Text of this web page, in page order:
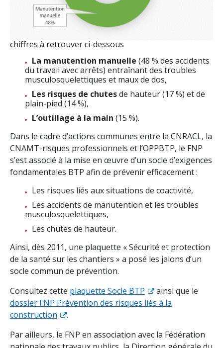
chiffres à retrouver ci-dessous
La manutention manuelle (48 % des accidents
du travail avec arrêts) entraînant des troubles
musculosquelettiques et maux de dos,
Les risques de chutesde hauteur (17 %) et de
plain-pied (14 %),
L’outillage à la main (15 %).
Dans le cadre d’actions communes entre la CNRACL, la
CNAMT-risques professionnels et l’OPPBTP, le FNP
s’est associé à la mise en œuvre d’un socle d’exigences
fondamentales BTP afin de prévenir efficacement :
Les risques liés aux situations de coactivité,
Les accidents de manutention et les troubles
musculosquelettiques,
Les chutes de hauteur.
Ainsi, dès 2011, une plaquette « Sécurité et protection
de la santé sur les chantiers » a posé les jalons d’un
socle commun de prévention.
Consultez cette plaquette Socle BTP
ainsi que le
dossier FNP Prévention des risques liés à la
construction
.
Par ailleurs, le FNP en association avec la Fédération